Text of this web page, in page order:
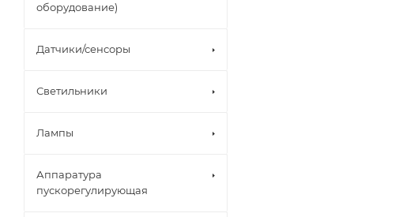
оборудование)
Датчики/сенсоры
Светильники
Лампы
Аппаратура
пускорегулирующая